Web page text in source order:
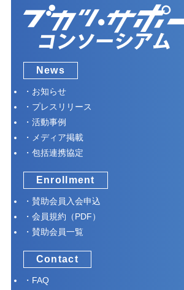
News
お知らせ
プレスリリース
活動事例
メディア掲載
包括連携協定
Enrollment
賛助会員入会申込
会員規約（PDF）
賛助会員一覧
Contact
FAQ